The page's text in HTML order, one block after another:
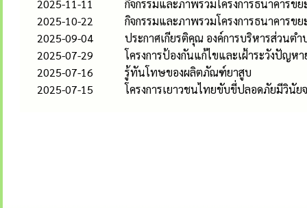
2025-11-11
กิจกรรมและภาพรวมโครงการธนาคารข
2025-10-22
กิจกรรมและภาพรวมโครงการธนาคารข
2025-09-04
ประกาศเกียรติคุณ องค์การบริหารส่วนต
2025-07-29
โครงการป้องกันแก้ไขและเฝ้าระวังปัญห
2025-07-16
รู้ทันโทษของผลิตภัณฑ์ยาสูบ
2025-07-15
โครงการเยาวชนไทยขับขี่ปลอดภัยมีวินัย